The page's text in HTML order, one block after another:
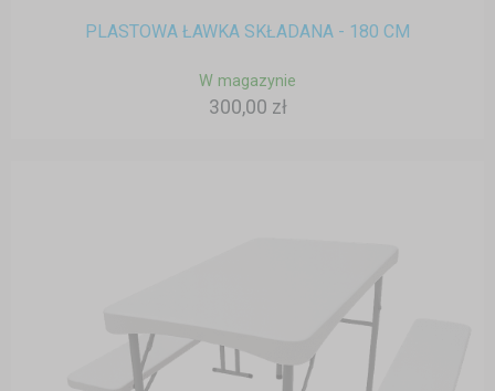
PLASTOWA ŁAWKA SKŁADANA - 180 CM
W magazynie
300,00 zł